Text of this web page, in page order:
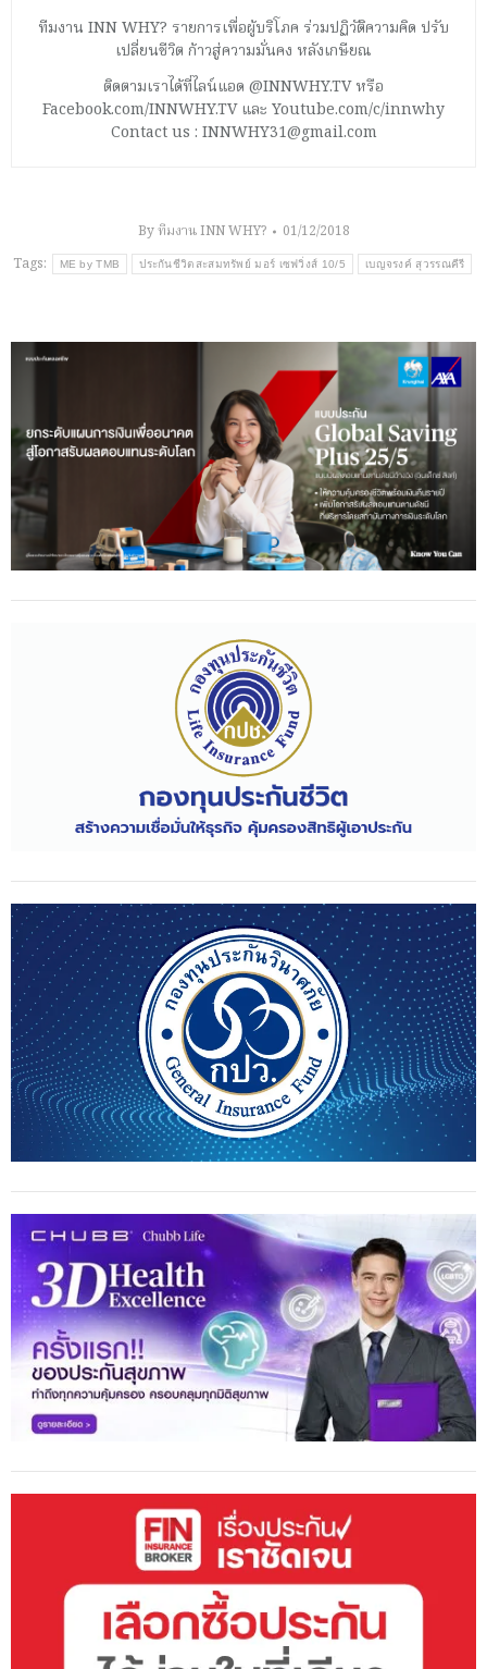
ทีมงาน INN WHY? รายการเพื่อผู้บริโภค ร่วมปฏิวัติความคิด ปรับ
เปลี่ยนชีวิต ก้าวสู่ความมั่นคง หลังเกษียณ
ติดตามเราได้ที่ไลน์แอด @INNWHY.TV หรือ
Facebook.com/INNWHY.TV และ Youtube.com/c/innwhy
Contact us : INNWHY31@gmail.com
Byทีมงาน INN WHY?
01/12/2018
Tags:
ME by TMB ประกันชีวิตสะสมทรัพย์ มอร์ เซฟวิ่งส์ 10/5 เบญจรงค์ สุวรรณคีรี